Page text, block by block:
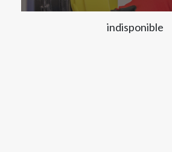
indisponible